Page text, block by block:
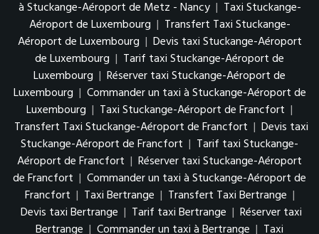
à Stuckange-Aéroport de Metz - Nancy | Taxi Stuckange-
Aéroport de Luxembourg | Transfert Taxi Stuckange-
Aéroport de Luxembourg | Devis taxi Stuckange-Aéroport
de Luxembourg | Tarif taxi Stuckange-Aéroport de
Luxembourg | Réserver taxi Stuckange-Aéroport de
Luxembourg | Commander un taxi à Stuckange-Aéroport de
Luxembourg | Taxi Stuckange-Aéroport de Francfort |
Transfert Taxi Stuckange-Aéroport de Francfort | Devis taxi
Stuckange-Aéroport de Francfort | Tarif taxi Stuckange-
Aéroport de Francfort | Réserver taxi Stuckange-Aéroport
de Francfort | Commander un taxi à Stuckange-Aéroport de
Francfort | Taxi Bertrange | Transfert Taxi Bertrange |
Devis taxi Bertrange | Tarif taxi Bertrange | Réserver taxi
Bertrange | Commander un taxi à Bertrange | Taxi